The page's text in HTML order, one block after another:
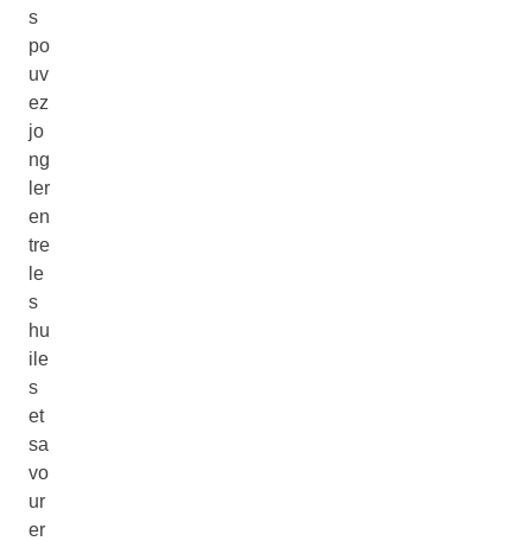
s
po
uv
ez
jo
ng
ler
en
tre
le
s
hu
ile
s
et
sa
vo
ur
er